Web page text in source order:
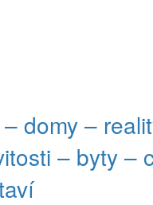
domy –
– byty –